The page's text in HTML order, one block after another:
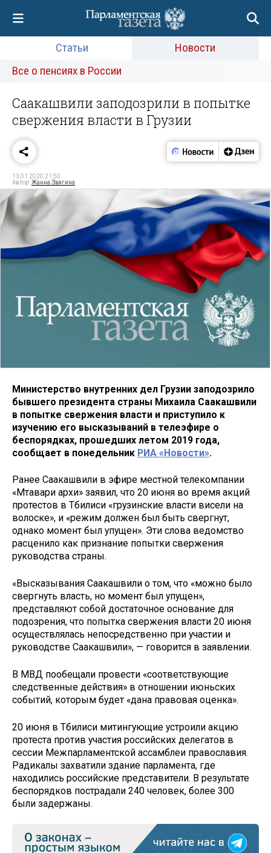
Статьи
Новости
Все о пенсиях в России
Саакашвили заподозрили в попытке
свержения власти в Грузии
13.01.2020 21:50
Автор:Жанна Звягина
Министерство внутренних дел Грузии заподозрило
бывшего президента страны Михаила Саакашвили
в попытке свержения власти и приступило к
изучению его высказываний в телеэфире о
беспорядках, прошедших летом 2019 года,
сообщает в понедельник РИА «Новости».
Ранее Саакашвили в эфире местной телекомпании
«Мтавари архи» заявил, что 20 июня во время акций
протестов в Тбилиси «грузинские власти висели на
волоске», и «режим должен был быть свергнут,
однако момент был упущен». Эти слова ведомство
расценило как признание попытки свержения
руководства страны.
«Высказывания Саакашвили о том, что «можно было
свергнуть власть, но момент был упущен»,
представляют собой достаточное основание для
подозрения, что попытка свержения власти 20 июня
осуществлялась непосредственно при участии и
руководстве Саакашвили», — говорится в заявлении.
В МВД пообещали провести «соответствующие
следственные действия» в отношении июньских
событий, которым будет «дана правовая оценка».
20 июня в Тбилиси митингующие устроили акцию
протеста против участия российских делегатов в
сессии Межпарламентской ассамблеи православия.
Радикалы захватили здание парламента, где
находились российские представители. В результате
беспорядков пострадали 240 человек, более 300
были задержаны.